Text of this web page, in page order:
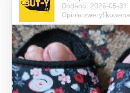
Dodano: 2026-05-31
Opinia zweryfikowana